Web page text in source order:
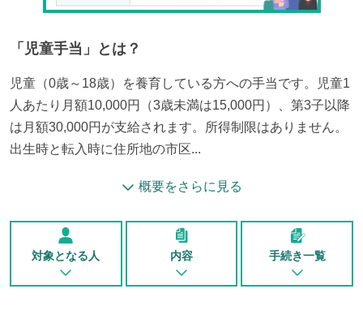
「 児童手当 」とは？
児童（0歳～18歳）を養育している方への手当です。児童1
人あたり月額10,000円（3歳未満は15,000円）、第3子以降
は月額30,000円が支給されます。所得制限はありません。
出生時と転入時に住所地の市区...
概要をさらに見る
対象となる人 内容 手続き一覧